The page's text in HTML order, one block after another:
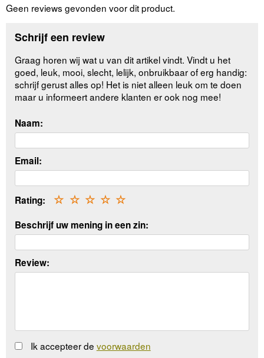
Geen reviews gevonden voor dit product.
Schrijf een review
Graag horen wij wat u van dit artikel vindt. Vindt u het
goed, leuk, mooi, slecht, lelijk, onbruikbaar of erg handig:
schrijf gerust alles op! Het is niet alleen leuk om te doen
maar u informeert andere klanten er ook nog mee!
Naam:
Email:
Rating: ☆
☆
☆
☆
☆
Beschrijf uw mening in een zin:
Review:
Ik accepteer de voorwaarden